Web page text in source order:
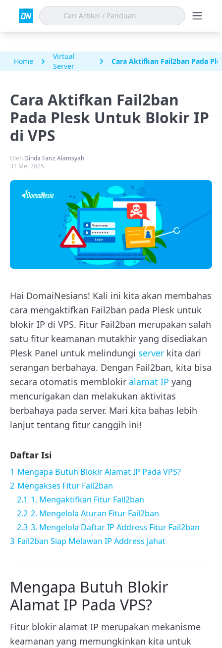
Home
Virtual
Server
Cara Aktifkan Fail2ban Pada
Cara Aktifkan Fail2ban
Pada Plesk Untuk Blokir IP
di VPS
Oleh Dinda Fariz Alamsyah
31 Mei 2025
Hai DomaiNesians! Kali ini kita akan membahas
cara mengaktifkan Fail2ban pada Plesk untuk
blokir IP di VPS. Fitur Fail2ban merupakan salah
satu fitur keamanan mutakhir yang disediakan
Plesk Panel untuk melindungi server kita dari
serangan berbahaya. Dengan Fail2ban, kita bisa
secara otomatis memblokir alamat IP yang
mencurigakan dan melakukan aktivitas
berbahaya pada server. Mari kita bahas lebih
lanjut tentang fitur canggih ini!
Daftar Isi
1 Mengapa Butuh Blokir Alamat IP Pada VPS?
2 Mengakses Fitur Fail2ban
2.1 1. Mengaktifkan Fitur Fail2ban
2.2 2. Mengelola Aturan Fitur Fail2ban
2.3 3. Mengelola Daftar IP Address Fitur Fail2ban
3 Fail2ban Siap Melawan IP Address Jahat
Mengapa Butuh Blokir
Alamat IP Pada VPS?
Fitur blokir alamat IP merupakan mekanisme
keamanan yang memungkinkan kita untuk